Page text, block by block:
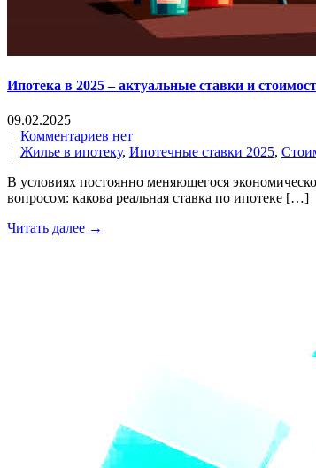
Ипотека в 2025 – актуальные ставки и
09.02.2025
| Комментариев нет
| Жилье в ипотеку, Ипотечные ставки 2025,
В условиях постоянно меняющегося
вопросом: какова реальная ставка по ипотеке […]
Читать далее →